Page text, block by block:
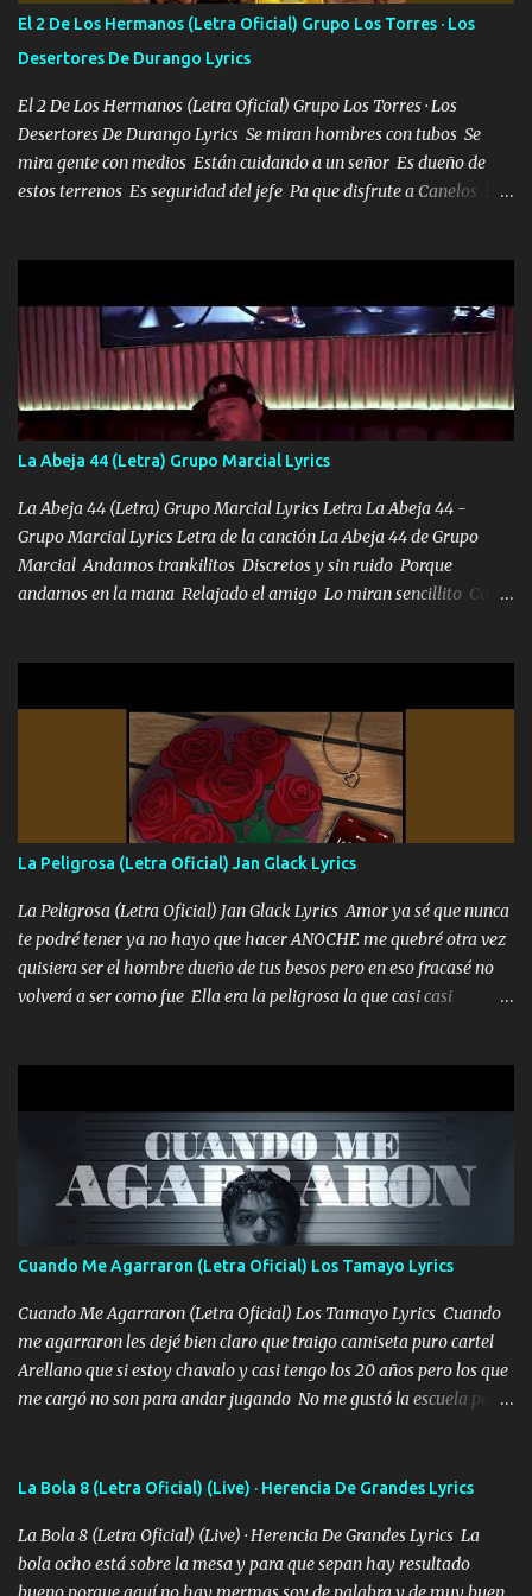
tirante andamos mi carnal atento a cualquier necesidad no porque
se ve limpio el camino nos confiamos al andar y nunca con la
misma piedra me vuelvo a tropezar Cuando ando de enamorado
en corto me tiró a per...
El 2 De Los Hermanos (Letra Oficial) Grupo Los Torres · Los
Desertores De Durango Lyrics
El 2 De Los Hermanos (Letra Oficial) Grupo Los Torres · Los
Desertores De Durango Lyrics Se miran hombres con tubos Se
mira gente con medios Están cuidando a un señor Es dueño de
estos terrenos Es seguridad del jefe Pa que disfrute a Canelos Es
ni tampoco las mujeres porque es platica de grandes por eso hay
que estar alegres doy las instrucciones para atender los deberes
Música Si es que salta algún problema de confianza tengo gente
ahí está el Hombre Cuarenta y también Pariente 7 arreglan
cualquier problema no más es cuestión que ordené NOS HACE
FALTA UN HERMANO DE CLAVE ERA EL 24 SIEMPRE FUE UN
HOMBRE VALIENTE POR ALGO M'URIÓ PELEAND0 SIEMPRE
VIO POR LA FAMILIA PARA QUE SIGA EL LEGADO Es el DOS de
los HERMANOS un cerebro inteligente y com...
La Abeja 44 (Letra) Grupo Marcial Lyrics
La Abeja 44 (Letra) Grupo Marcial Lyrics Letra La Abeja 44 -
Grupo Marcial Lyrics Letra de la canción La Abeja 44 de Grupo
Marcial Andamos trankilitos Discretos y sin ruido Porque
andamos en la mana Relajado el amigo Lo miran sencillito Con
coronamos Se jala los marciales Y sus guitarras ya van sonando
Un gallardo me prendo Para agarrar el vuelo y la mente y
tranquilizando Tomense un buen trago Y así es como empezamos
los versos que voy cantando (Music) A vido alta y bajas La carreta
se atora Pero nunca le aflojamos Ya me han pasado cosas Y
aunque ustedes no sepan Pero la vida es muy corta Hay que
echarle chingazos Y seguir trabajando porque nada es...
La Peligrosa (Letra Oficial) Jan Glack Lyrics
La Peligrosa (Letra Oficial) Jan Glack Lyrics Amor ya sé que nunca
te podré tener ya no hayo que hacer ANOCHE me quebré otra vez
quisiera ser el hombre dueño de tus besos pero en eso fracasé no
volverá a ser como fue Ella era la peligrosa la que casi casi
Música Amar me duele estoy rodeado de mujeres pero solo
quieren billetes y yo que solo ocupo verte Recuerdo echábamos
pasión en la troca tus labios besándome yo quitándote la ropa no
quiero que sea nunca con otra yo quiero llevarte a la Luna y si
quieres en ese momento te pido que seas mi esposa Chingada
madre no quiero dejar de tenerte no ayuda la p'uta loquera y al
chile quisiera ser menos de ti dependiente la pinche tristeza me
encierra princesa tu sabes que nunca saldras de mi mente Ella era
la peligro...
Cuando Me Agarraron (Letra Oficial) Los Tamayo Lyrics
Cuando Me Agarraron (Letra Oficial) Los Tamayo Lyrics Cuando
me agarraron les dejé bien claro que traigo camiseta puro cartel
Arellano que si estoy chavalo y casi tengo los 20 años pero los que
me cargó no son para andar jugando No me gustó la escuela pero
firme el legado que si como me llamó varios ya se han preguntado
fajado y mi R terciado me van a ver allá por TJ para un licenciado
mando un abrazo andamos al cien Choritas también Música
La Bola 8 (Letra Oficial) (Live) · Herencia De Grandes Lyrics
La Bola 8 (Letra Oficial) (Live) · Herencia De Grandes Lyrics La
bola ocho está sobre la mesa y para que sepan hay resultado